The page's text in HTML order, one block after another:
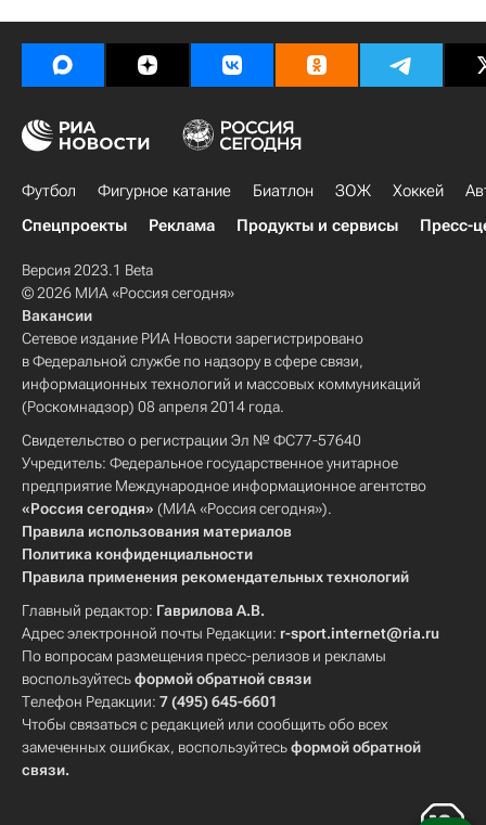
Футбол Фигурное катание Биатлон ЗОЖ Хоккей
Спецпроекты
Реклама Продукты и сервисы Пресс-
Версия 2023.1 Beta
© 2026 МИА «Россия сегодня»
Вакансии
Сетевое издание РИА Новости зарегистрировано
в Федеральной службе по надзору в сфере связи,
информационных технологий и массовых коммуникаций
(Роскомнадзор) 08 апреля 2014 года.
Свидетельство о регистрации Эл № ФС77-57640
Учредитель: Федеральное государственное унитарное
предприятие Международное информационное агентство
«Россия сегодня» (МИА «Россия сегодня»).
Правила использования материалов
Политика конфиденциальности
Правила применения рекомендательных технологий
Главный редактор: Гаврилова А.В.
Адрес электронной почты Редакции: r-sport.internet@ria.ru
По вопросам размещения пресс-релизов и рекламы
воспользуйтесьформой обратной связи
Телефон Редакции: 7 (495) 645-6601
Чтобы связаться с редакцией или сообщить обо всех
замеченных ошибках, воспользуйтесьформой обратной
связи.